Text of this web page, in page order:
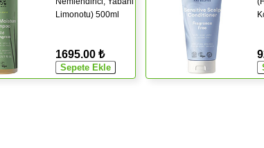
Limonotu) 500ml
1695.00 ₺